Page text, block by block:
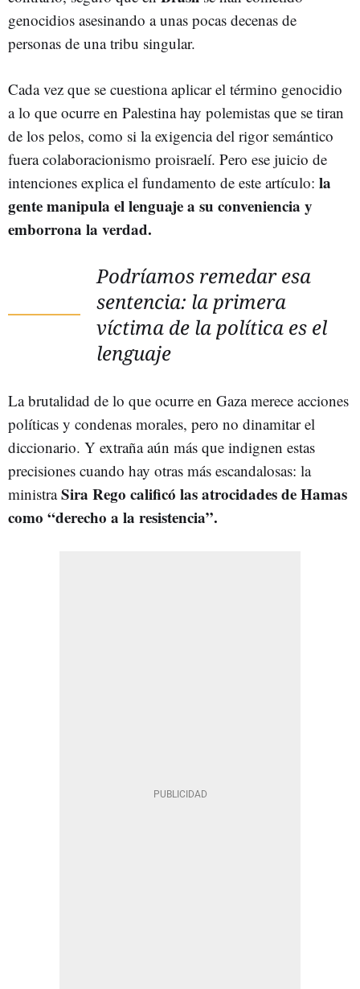
genocidios asesinando a unas pocas decenas de
personas de una tribu singular.
Cada vez que se cuestiona aplicar el término genocidio
a lo que ocurre en Palestina hay polemistas que se tiran
de los pelos, como si la exigencia del rigor semántico
fuera colaboracionismo proisraelí. Pero ese juicio de
intenciones explica el fundamento de este artículo: la
gente manipula el lenguaje a su conveniencia y
emborrona la verdad.
Podríamos remedar esa
sentencia: la primera
víctima de la política es el
lenguaje
La brutalidad de lo que ocurre en Gaza merece acciones
políticas y condenas morales, pero no dinamitar el
diccionario. Y extraña aún más que indignen estas
precisiones cuando hay otras más escandalosas: la
ministraSira Rego calificó las atrocidades de Hamas
como “derecho a la resistencia”.